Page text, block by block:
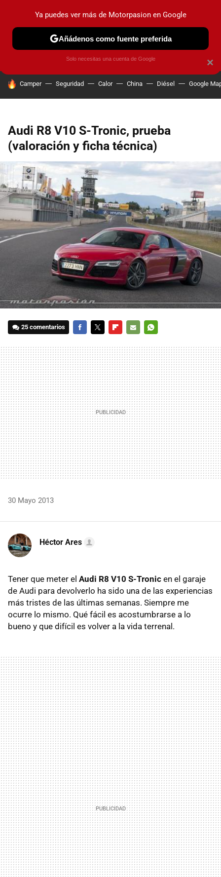
PRUEBAS COCHES ELÉCTRICOS OBSERVATORIO
HOY SE HABLA DE
Camper Seguridad Calor China Diésel Google
Audi R8 V10 S-Tronic, prueba
(valoración y ficha técnica)
25 comentarios
MAIL
30 Mayo 2013
Héctor Ares
Tener que meter el Audi R8 V10 S-Tronic en el garaje
de Audi para devolverlo ha sido una de las experiencias
más tristes de las últimas semanas. Siempre me
ocurre lo mismo. Qué fácil es acostumbrarse a lo
bueno y que difícil es volver a la vida terrenal.
×
Ya puedes ver más de Motorpasion en Google
Añádenos como fuente preferida
Solo necesitas una cuenta de Google